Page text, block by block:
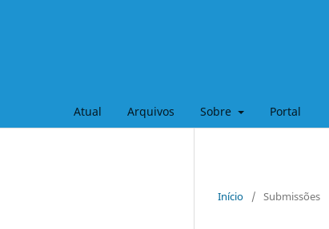
Atual Arquivos Sobre Portal
Início / Submissões